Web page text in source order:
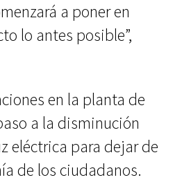
a poner en
lo antes posible”,
en la planta de
a la disminución
eléctrica para dejar de
de los ciudadanos.